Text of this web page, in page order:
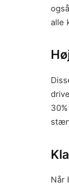
alle
Når